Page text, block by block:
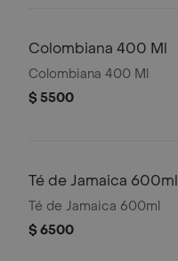
Colombiana 400 Ml
Colombiana 400 Ml
$ 5500
Té de Jamaica 600ml
Té de Jamaica 600ml
$ 6500